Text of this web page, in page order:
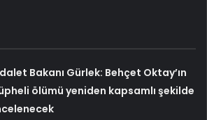
Bakanı Gürlek: Behçet Oktay’ın
ölümü yeniden kapsamlı şekilde